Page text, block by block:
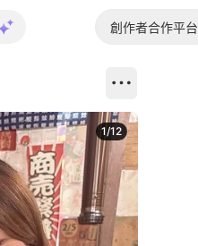
創作者合作平台
1/12